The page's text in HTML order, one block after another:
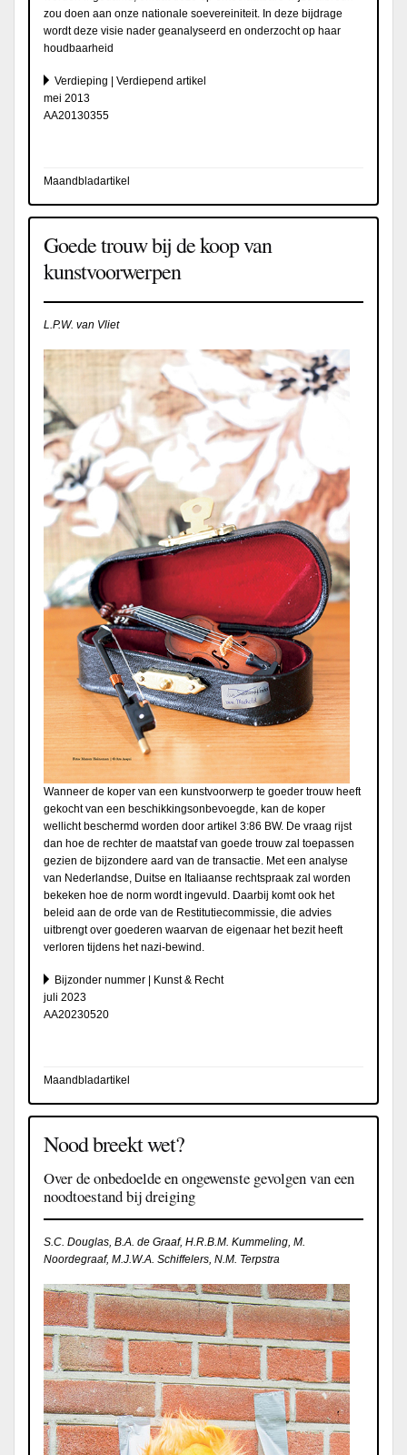
zou doen aan onze nationale soevereiniteit. In deze bijdrage
wordt deze visie nader geanalyseerd en onderzocht op haar
houdbaarheid
Verdieping | Verdiepend artikel
mei 2013
AA20130355
Maandbladartikel
Goede trouw bij de koop van
kunstvoorwerpen
L.P.W. van Vliet
Wanneer de koper van een kunstvoorwerp te goeder trouw heeft
gekocht van een beschikkingsonbevoegde, kan de koper
wellicht beschermd worden door artikel 3:86 BW. De vraag rijst
dan hoe de rechter de maatstaf van goede trouw zal toepassen
gezien de bijzondere aard van de transactie. Met een analyse
van Nederlandse, Duitse en Italiaanse rechtspraak zal worden
bekeken hoe de norm wordt ingevuld. Daarbij komt ook het
beleid aan de orde van de Restitutiecommissie, die advies
uitbrengt over goederen waarvan de eigenaar het bezit heeft
verloren tijdens het nazi-bewind.
Bijzonder nummer | Kunst & Recht
juli 2023
AA20230520
Maandbladartikel
Nood breekt wet?
Over de onbedoelde en ongewenste gevolgen van een
noodtoestand bij dreiging
S.C. Douglas, B.A. de Graaf, H.R.B.M. Kummeling, M.
Noordegraaf, M.J.W.A. Schiffelers, N.M. Terpstra